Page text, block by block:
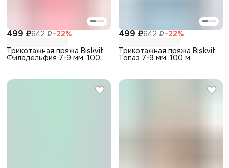
499 ₽642 ₽−22%
Трикотажная пряжа Biskvit
Филадельфия 7-9 мм. 100
499 ₽642 ₽−22%
Трикотажная пряжа Biskvit
Топаз 7-9 мм. 100 м.